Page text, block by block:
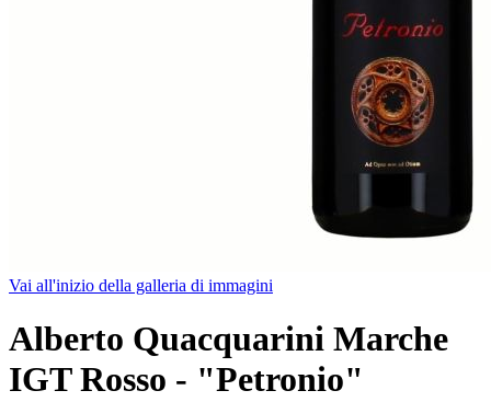
Vai all'inizio della galleria di immagini
Alberto Quacquarini Marche
IGT Rosso - "Petronio"